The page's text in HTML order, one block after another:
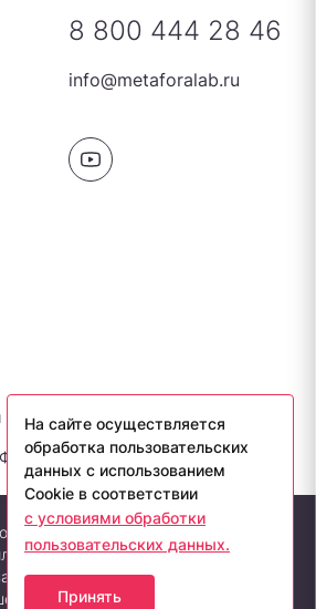
персональных данных
ЛАБ». Все права защищены.
8 800 444 28 46
info@metaforalab.ru
либо копирование
подборки материалов сайта,
и оформления допускается
правообладателя и только
На сайте осуществляется
обработка пользовательских
данных с использованием
Cookie в соответствии
с условиями обработки
пользовательских данных.
Принять